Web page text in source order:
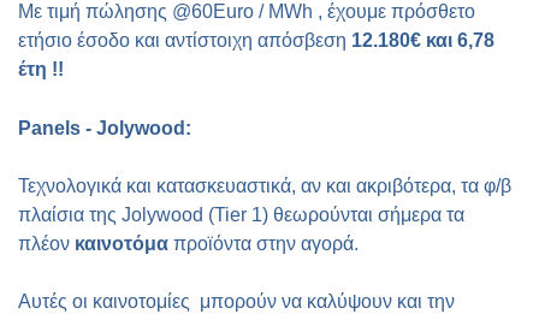
Με τιμή πώλησης @60Euro / MWh , έχουμε πρόσθετο
ετήσιο έσοδο και αντίστοιχη απόσβεση 12.180€ και 6,78
έτη !!
Panels - Jolywood :
Τεχνολογικά και κατασκευαστικά, αν και ακριβότερα, τα φ/β
πλαίσια της Jolywood (Tier 1) θεωρούνται σήμερα τα
πλέον καινοτόμα προϊόντα στην αγορά.
Αυτές οι καινοτομίες μπορούν να καλύψουν και την